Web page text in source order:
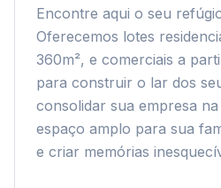
Encontre aqui o seu
Oferecemos lotes
360m², e comerciais a
para construir o lar dos
consolidar sua empresa
espaço amplo para sua
e criar memórias